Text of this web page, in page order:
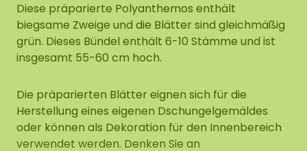
Diese präparierte Polyanthemos enthält
biegsame Zweige und die Blätter sind gleichmäßig
grün. Dieses Bündel enthält 6-10 Stämme und ist
insgesamt 55-60 cm hoch.
Die präparierten Blätter eignen sich für die
Herstellung eines eigenen Dschungelgemäldes
oder können als Dekoration für den Innenbereich
verwendet werden. Denken Sie an